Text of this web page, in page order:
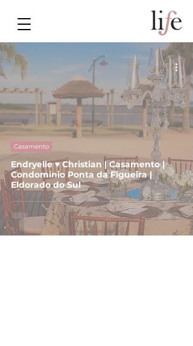
Endryelle ♥ Christian | Casamento |
Condomínio Ponta da Figueira |
Eldorado do Sul
Casamento